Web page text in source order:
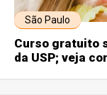
São Paulo
Curso gratuito
da USP; veja